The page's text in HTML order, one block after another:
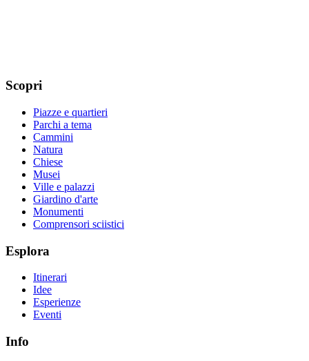
Scopri
Piazze e quartieri
Parchi a tema
Cammini
Natura
Chiese
Musei
Ville e palazzi
Giardino d'arte
Monumenti
Comprensori sciistici
Esplora
Itinerari
Idee
Esperienze
Eventi
Info